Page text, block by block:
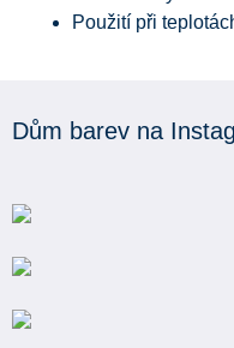
Použití při
Dům barev na